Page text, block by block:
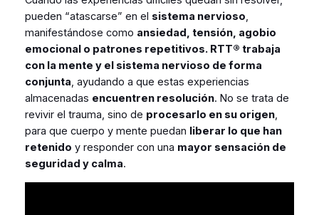
pueden “atascarse” en el sistema nervioso
manifestándose como ansiedad, tensión, agobio
emocional o patrones repetitivos. RTT® trabaja
con la mente y el sistema nervioso de forma
conjunta , ayudando a que estas experiencias
almacenadas encuentren resolución. No se trata de
revivir el trauma, sino de procesarlo en su origen,
para que cuerpo y mente puedan liberar lo que han
retenido y responder con una mayor sensación de
seguridad y calma.